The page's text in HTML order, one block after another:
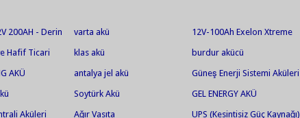
200AH - Derin
varta akü
12V-100Ah Exelon Xtreme
Solar Jel Akü
Hafif Ticari
klas akü burdur akücü
AKÜ antalya jel akü Güneş Enerji Sistemi Aküleri
Soytürk Akü GEL ENERGY AKÜ
Aküleri Ağır Vasıta
UPS (Kesintisiz Güç Kaynağı)